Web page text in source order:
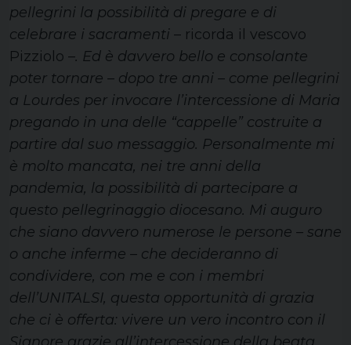
pellegrini la possibilità di pregare e di
celebrare i sacramenti – ricorda il vescovo
Pizziolo –. Ed è davvero bello e consolante
poter tornare – dopo tre anni – come pellegrini
a Lourdes per invocare l’intercessione di Maria
pregando in una delle “cappelle” costruite a
partire dal suo messaggio. Personalmente mi
è molto mancata, nei tre anni della
pandemia, la possibilità di partecipare a
questo pellegrinaggio diocesano. Mi auguro
che siano davvero numerose le persone – sane
o anche inferme – che decideranno di
condividere, con me e con i membri
dell’UNITALSI, questa opportunità di grazia
che ci è offerta: vivere un vero incontro con il